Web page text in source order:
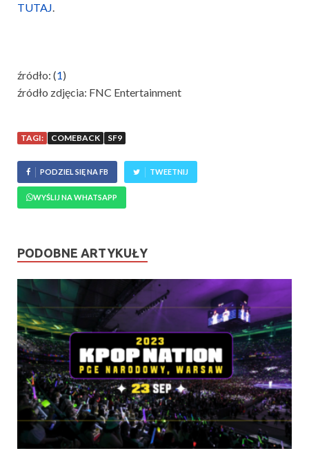
TUTAJ.
źródło: (1)
źródło zdjęcia: FNC Entertainment
TAGI: COMEBACK SF9
PODZIEL SIĘ NA FB TWEETNIJ
WYŚLIJ NA WHATSAPP
PODOBNE ARTYKUŁY